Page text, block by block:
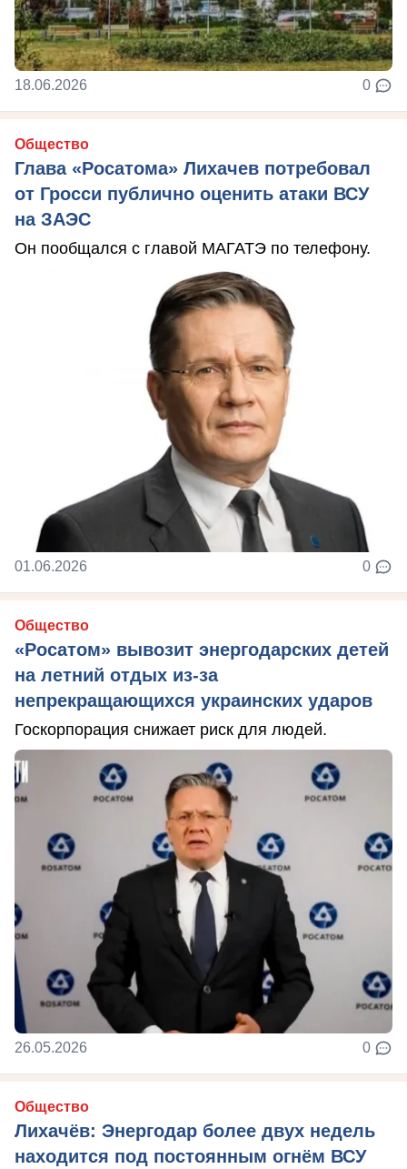
18.06.2026 0
Общество
Глава «Росатома» Лихачев потребовал
от Гросси публично оценить атаки ВСУ
на ЗАЭС
Он пообщался с главой МАГАТЭ по телефону.
01.06.2026 0
Общество
«Росатом» вывозит энергодарских детей
на летний отдых из-за
непрекращающихся украинских ударов
Госкорпорация снижает риск для людей.
26.05.2026 0
Общество
Лихачёв: Энергодар более двух недель
находится под постоянным огнём ВСУ